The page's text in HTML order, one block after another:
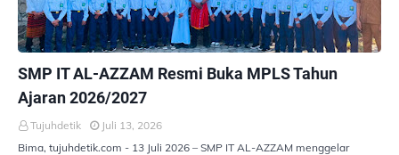
SMP IT AL-AZZAM Resmi Buka MPLS Tahun
Ajaran 2026/2027
Tujuhdetik
Juli 13, 2026
Bima, tujuhdetik.com - 13 Juli 2026 – SMP IT AL-AZZAM menggelar